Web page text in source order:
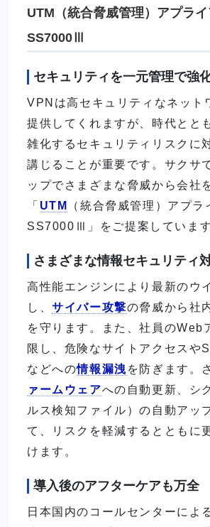
UTM（統合脅威管理）アプラ
SS7000Ⅲ
セキュリティを一元管理で強
VPNは高セキュリティなネット
提供してくれますが、時代とと
雑化するセキュリティリスクに
講じることが重要です。サクサ
ップでさまざまな脅威から会社
「 UTM （統合脅威管理）アプラ
SS7000Ⅲ」をご提案しています
さまざまな情報セキュリティ
高性能エンジンにより最新のウ
し、サイバー攻撃の脅威から社
を守ります。また、社員のWeb
限し、危険なサイトアクセスや
などへの情報漏洩 を防ぎます。
ァームウェアへの自動更新、シ
ルス検知ファイル）の自動アッ
て、リスクを軽減するとともに
けます。
導入後のアフターケアも万全
日本国内のコールセンターによ